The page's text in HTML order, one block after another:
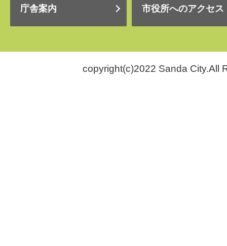
庁舎案内 市役所へのアクセス
copyright(c)2022 Sanda City.All